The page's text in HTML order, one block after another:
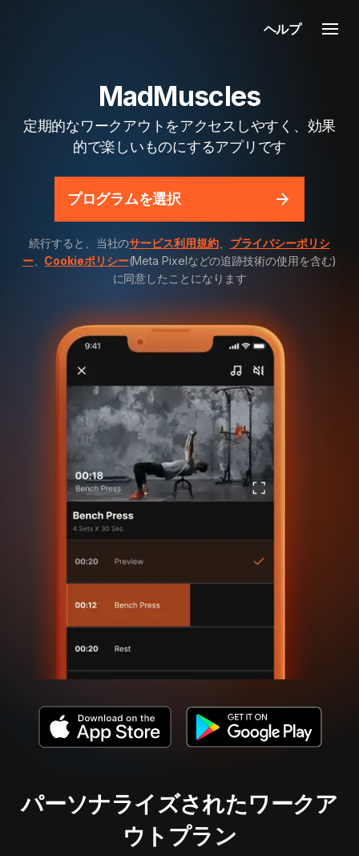
ヘルプ
MadMuscles
定期的なワークアウトをアクセスしやすく、効果
的で楽しいものにするアプリです
プログラムを選択
続行すると、当社のサービス利用規約、 プライバシーポリシ
ー、 Cookieポリシー(Meta Pixelなどの追跡技術の使用を含む)
に同意したことになります
パーソナライズされたワークア
ウトプラン